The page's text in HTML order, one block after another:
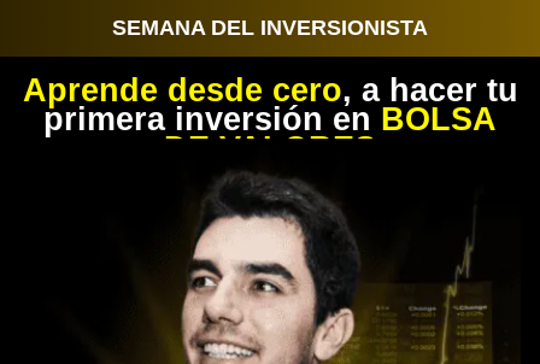
SEMANA DEL INVERSIONISTA
Aprende desde cero, a hacer tu
primera inversión en BOLSA
DE VALORES